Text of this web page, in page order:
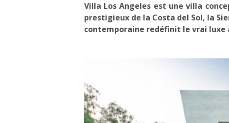
Villa Los Angeles est une villa
prestigieux de la Costa del Sol, la
contemporaine redéfinit le vrai